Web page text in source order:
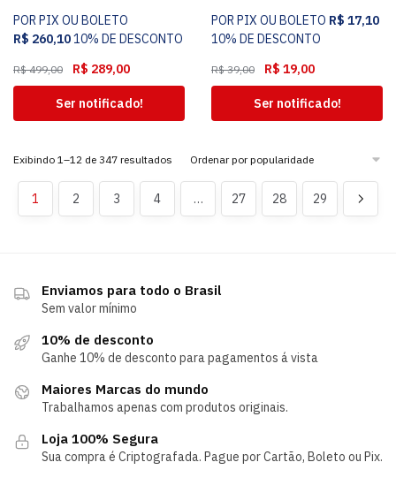
POR PIX OU BOLETO
R$ 260,1010% DE DESCONTO
R$499,00 R$ 289,00
Ser notificado!
POR PIX OU BOLETO R$ 17,10
10% DE DESCONTO
R$39,00 R$ 19,00
Ser notificado!
Exibindo 1–12 de 347 resultados
1 2 3 4 … 27 28 29
Enviamos para todo o Brasil
Sem valor mínimo
10% de desconto
Ganhe 10% de desconto para pagamentos á vista
Maiores Marcas do mundo
Trabalhamos apenas com produtos originais.
Loja 100% Segura
Sua compra é Criptografada. Pague por Cartão, Boleto ou Pix.